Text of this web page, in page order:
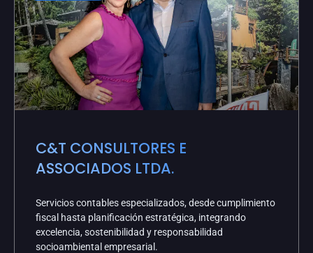
C&T CONSULTORES E
ASSOCIADOS LTDA.
Servicios contables especializados, desde cumplimiento
fiscal hasta planificación estratégica, integrando
excelencia, sostenibilidad y responsabilidad
socioambiental empresarial.